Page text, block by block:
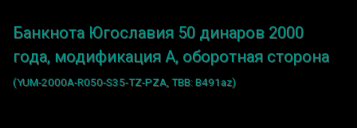
Банкнота Югославия 50 динаров 2000
года, модификация A, оборотная сторона
(YUM-2000A-R050-S35-TZ-PZA, TBB: B491az)